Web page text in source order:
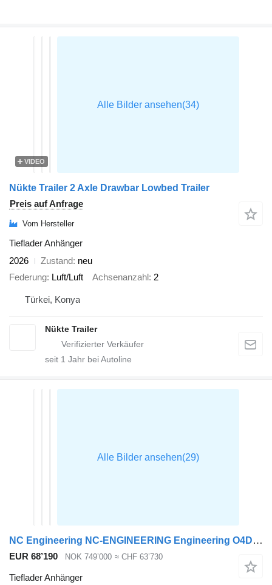
VIDEO
Nükte Trailer 2 Axle Drawbar Lowbed Trailer
Preis auf Anfrage
Vom Hersteller
Tieflader Anhänger
2026
Zustand neu
Federung Luft/Luft Achsenanzahl 2
Türkei, Konya
Nükte Trailer
seit 1 Jahr bei Autoline
NC Engineering NC-ENGINEERING Engineering O4DB4 Maskinhenger
EUR 68’190 NOK 749’000 ≈ CHF 63’730
Tieflader Anhänger